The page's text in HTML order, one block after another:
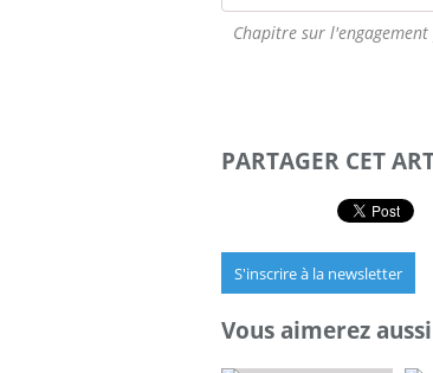
Chapitre sur
PARTAGER CET
S'inscrire à la newsletter
Vous aimerez